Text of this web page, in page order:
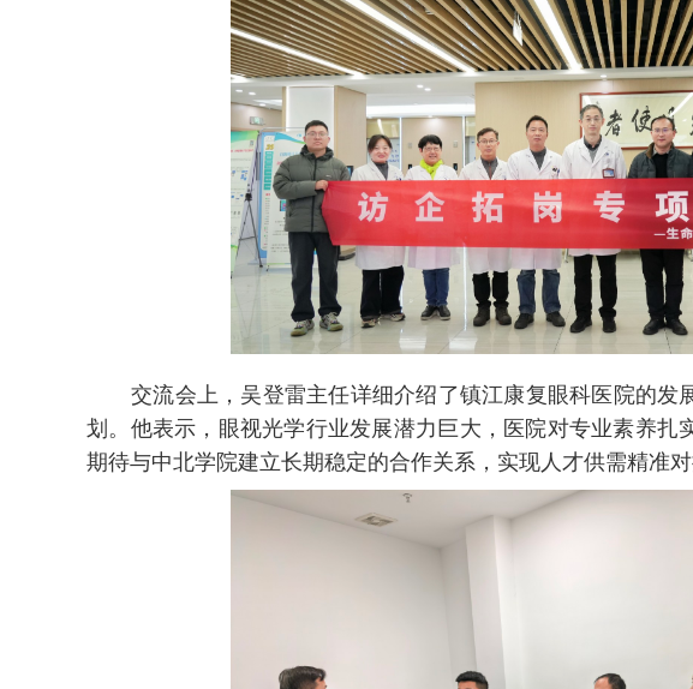
交流会上，吴登雷主任详细介绍了镇江康复眼科医院的发
划。他表示，眼视光学行业发展潜力巨大，医院对专业素养扎
期待与中北学院建立长期稳定的合作关系，实现人才供需精准对